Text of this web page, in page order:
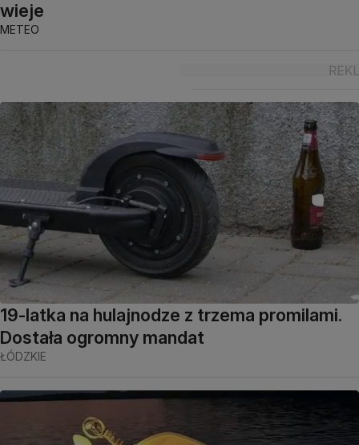
wieje
METEO
19-latka na hulajnodze z trzema promilami.
Dostała ogromny mandat
ŁÓDZKIE